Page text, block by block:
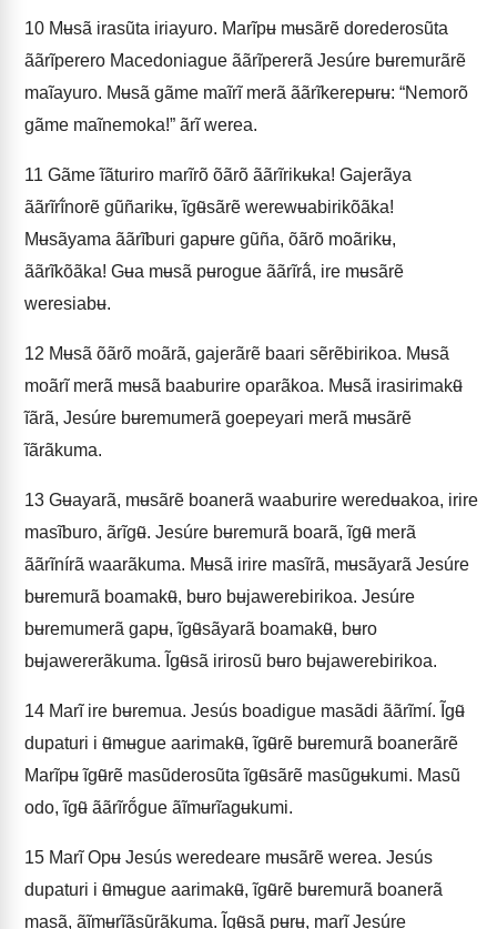
10 Mʉsã irasũta iriayuro. Marĩpʉ mʉsãrẽ dorederosũta
ããrĩperero Macedoniague ããrĩpererã Jesúre bʉremurãrẽ
maĩayuro. Mʉsã gãme maĩrĩ merã ããrĩkerepʉrʉ: “Nemorõ
gãme maĩnemoka!” ãrĩ werea.
11 Gãme ĩãturiro marĩrõ õãrõ ããrĩrikʉka! Gajerãya
ããrĩrĩ́norẽ gũñarikʉ, ĩgʉ̃sãrẽ werewʉabirikõãka!
Mʉsãyama ããrĩburi gapʉre gũña, õãrõ moãrikʉ,
ããrĩkõãka! Gʉa mʉsã pʉrogue ããrĩrã́, ire mʉsãrẽ
weresiabʉ.
12 Mʉsã õãrõ moãrã, gajerãrẽ baari sẽrẽbirikoa. Mʉsã
moãrĩ merã mʉsã baaburire oparãkoa. Mʉsã irasirimakʉ̃
ĩãrã, Jesúre bʉremumerã goepeyari merã mʉsãrẽ
ĩãrãkuma.
13 Gʉayarã, mʉsãrẽ boanerã waaburire weredʉakoa, irire
masĩburo, ãrĩgʉ̃. Jesúre bʉremurã boarã, ĩgʉ̃ merã
ããrĩnírã waarãkuma. Mʉsã irire masĩrã, mʉsãyarã Jesúre
bʉremurã boamakʉ̃, bʉro bʉjawerebirikoa. Jesúre
bʉremumerã gapʉ, ĩgʉ̃sãyarã boamakʉ̃, bʉro
bʉjawererãkuma. Ĩgʉ̃sã irirosũ bʉro bʉjawerebirikoa.
14 Marĩ ire bʉremua. Jesús boadigue masãdi ããrĩmí. Ĩgʉ̃
dupaturi i ʉ̃mʉgue aarimakʉ̃, ĩgʉ̃rẽ bʉremurã boanerãrẽ
Marĩpʉ ĩgʉ̃rẽ masũderosũta ĩgʉ̃sãrẽ masũgʉkumi. Masũ
odo, ĩgʉ̃ ããrĩrṍgue ãĩmʉrĩagʉkumi.
15 Marĩ Opʉ Jesús weredeare mʉsãrẽ werea. Jesús
dupaturi i ʉ̃mʉgue aarimakʉ̃, ĩgʉ̃rẽ bʉremurã boanerã
masã, ãĩmʉrĩãsũrãkuma. Ĩgʉ̃sã pʉrʉ, marĩ Jesúre